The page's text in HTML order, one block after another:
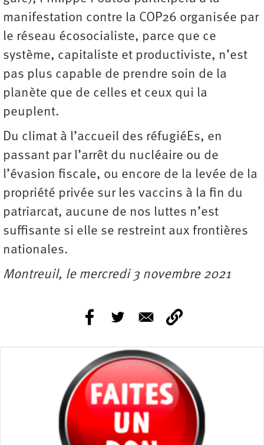
manifestation contre la COP26 organisée par
le réseau écosocialiste, parce que ce
système, capitaliste et productiviste, n’est
pas plus capable de prendre soin de la
planète que de celles et ceux qui la
peuplent.
Du climat à l’accueil des réfugiéEs, en
passant par l’arrêt du nucléaire ou de
l’évasion fiscale, ou encore de la levée de la
propriété privée sur les vaccins à la fin du
patriarcat, aucune de nos luttes n’est
suffisante si elle se restreint aux frontières
nationales.
Montreuil, le mercredi 3 novembre 2021